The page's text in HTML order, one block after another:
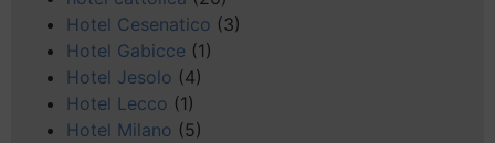
Hotel Cesenatico (3)
Hotel Gabicce (1)
Hotel Jesolo (4)
Hotel Lecco (1)
Hotel Milano (5)